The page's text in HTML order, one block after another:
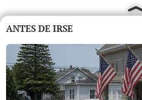
ANTES DE IRSE